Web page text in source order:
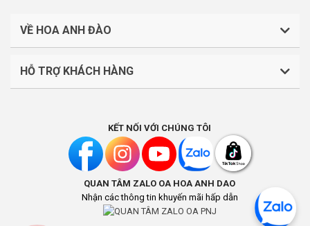
VỀ HOA ANH ĐÀO
CÔNG TY TNHH J BEAUTY
Liên hệ: (028).7303.9118
Địa điểm kinh doanh: Lầu 1, số 242-244 Hai Bà Trưng,
Phường Tân Định, Thành phố Hồ Chí Minh, Việt Nam
HỖ TRỢ KHÁCH HÀNG
Chính sách vận chuyển, giao nhận
Chính sách đổi trả và hoàn tiền
Chính sách bảo mật
Khách hàng thân thiết
KẾT NỐI VỚI CHÚNG TÔI
QUAN TÂM ZALO OA HOA ANH DAO
Nhận các thông tin khuyến mãi hấp dẫn